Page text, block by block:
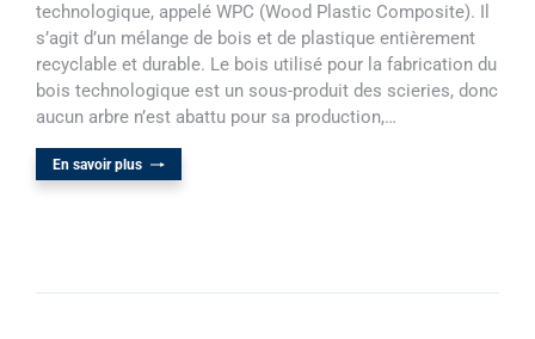
technologique, appelé WPC (Wood Plastic Composite). Il
s’agit d’un mélange de bois et de plastique entièrement
recyclable et durable. Le bois utilisé pour la fabrication du
bois technologique est un sous-produit des scieries, donc
aucun arbre n’est abattu pour sa production,…
En savoir plus